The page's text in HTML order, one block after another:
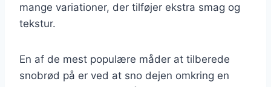
mange variationer, der tilføjer ekstra smag og
tekstur.
En af de mest populære måder at tilberede
snobrød på er ved at sno dejen omkring en